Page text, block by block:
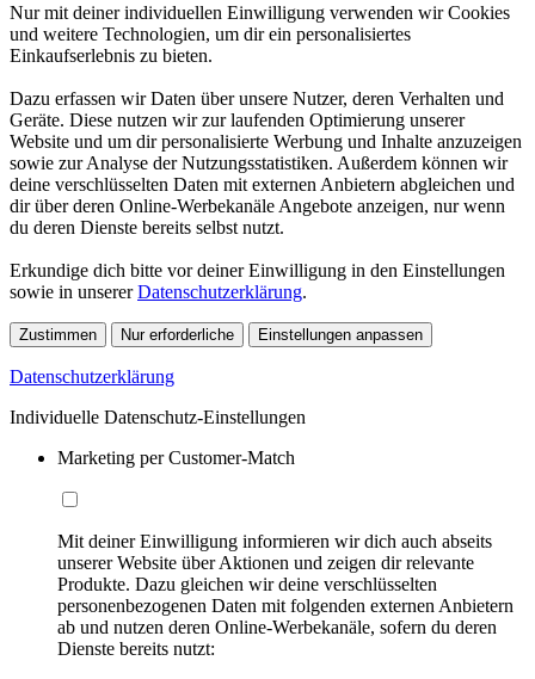
Nur mit deiner individuellen Einwilligung verwenden wir Cookies
und weitere Technologien, um dir ein personalisiertes
Einkaufserlebnis zu bieten.
Dazu erfassen wir Daten über unsere Nutzer, deren Verhalten und
Geräte. Diese nutzen wir zur laufenden Optimierung unserer
Website und um dir personalisierte Werbung und Inhalte anzuzeigen
sowie zur Analyse der Nutzungsstatistiken. Außerdem können wir
deine verschlüsselten Daten mit externen Anbietern abgleichen und
dir über deren Online-Werbekanäle Angebote anzeigen, nur wenn
du deren Dienste bereits selbst nutzt.
Erkundige dich bitte vor deiner Einwilligung in den Einstellungen
sowie in unsererDatenschutzerklärung.
Zustimmen Nur erforderliche Einstellungen anpassen
Datenschutzerklärung
Individuelle Datenschutz-Einstellungen
Marketing per Customer-Match
Mit deiner Einwilligung informieren wir dich auch abseits
unserer Website über Aktionen und zeigen dir relevante
Produkte. Dazu gleichen wir deine verschlüsselten
personenbezogenen Daten mit folgenden externen Anbietern
ab und nutzen deren Online-Werbekanäle, sofern du deren
Dienste bereits nutzt: